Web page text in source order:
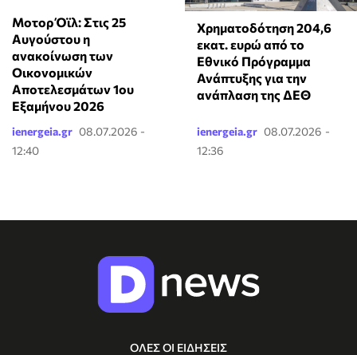
Μοτορ Όϊλ: Στις 25
Αυγούστου η
ανακοίνωση των
Οικονομικών
Αποτελεσμάτων 1ου
Εξαμήνου 2026
ienergeia.gr 08.07.2026 -
12:40
Χρηματοδότηση 204,6
εκατ. ευρώ από το
Εθνικό Πρόγραμμα
Ανάπτυξης για την
ανάπλαση της ΔΕΘ
ienergeia.gr 08.07.2026 -
12:36
ΟΛΕΣ ΟΙ ΕΙΔΗΣΕΙΣ